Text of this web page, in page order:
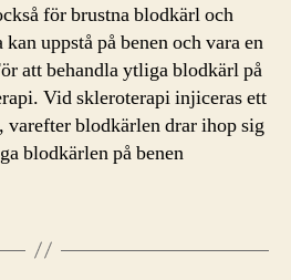
för brustna blodkärl och
uppstå på benen och vara en
att behandla ytliga blodkärl på
Vid skleroterapi injiceras ett
blodkärlen drar ihop sig
blodkärlen på benen